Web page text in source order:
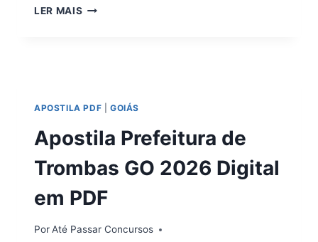
LER MAIS PROCESSO
ACS
ACE
APOSTILA PDF GOIÁS
Apostila Prefeitura de
Trombas GO 2026 Digital
em PDF
PorAté Passar Concursos